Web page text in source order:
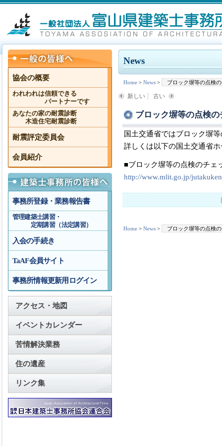
News
Home > News > ブロック塀等の点検
新しい 古い
ブロック塀等の点検
国土交通省ではブロック塀
詳しくは以下の国土交通省
■ブロック塀等の点検のチェ
http://www.mlit.go.jp/
Home > News > ブロック塀等の点検
協会の概要
われわれは信頼できる
パートナーです
あなたの家の耐震診断
木造住宅耐震診断
耐震評定委員会
会員紹介
事務所登録・業務報告書
管理建築士講習・
定期講習（法定講習）
入会の手続き
TaAF会員サイト
事務所情報更新用ログイン
アクセス・地図
イベントカレンダー
苦情解決業務
住の遺産
リンク集